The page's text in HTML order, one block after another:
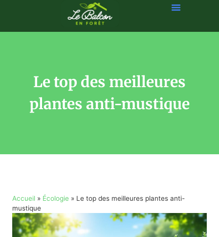
Le top des meilleures
plantes anti-mustique
Accueil » Écologie » Le top des meilleures plantes anti-
mustique